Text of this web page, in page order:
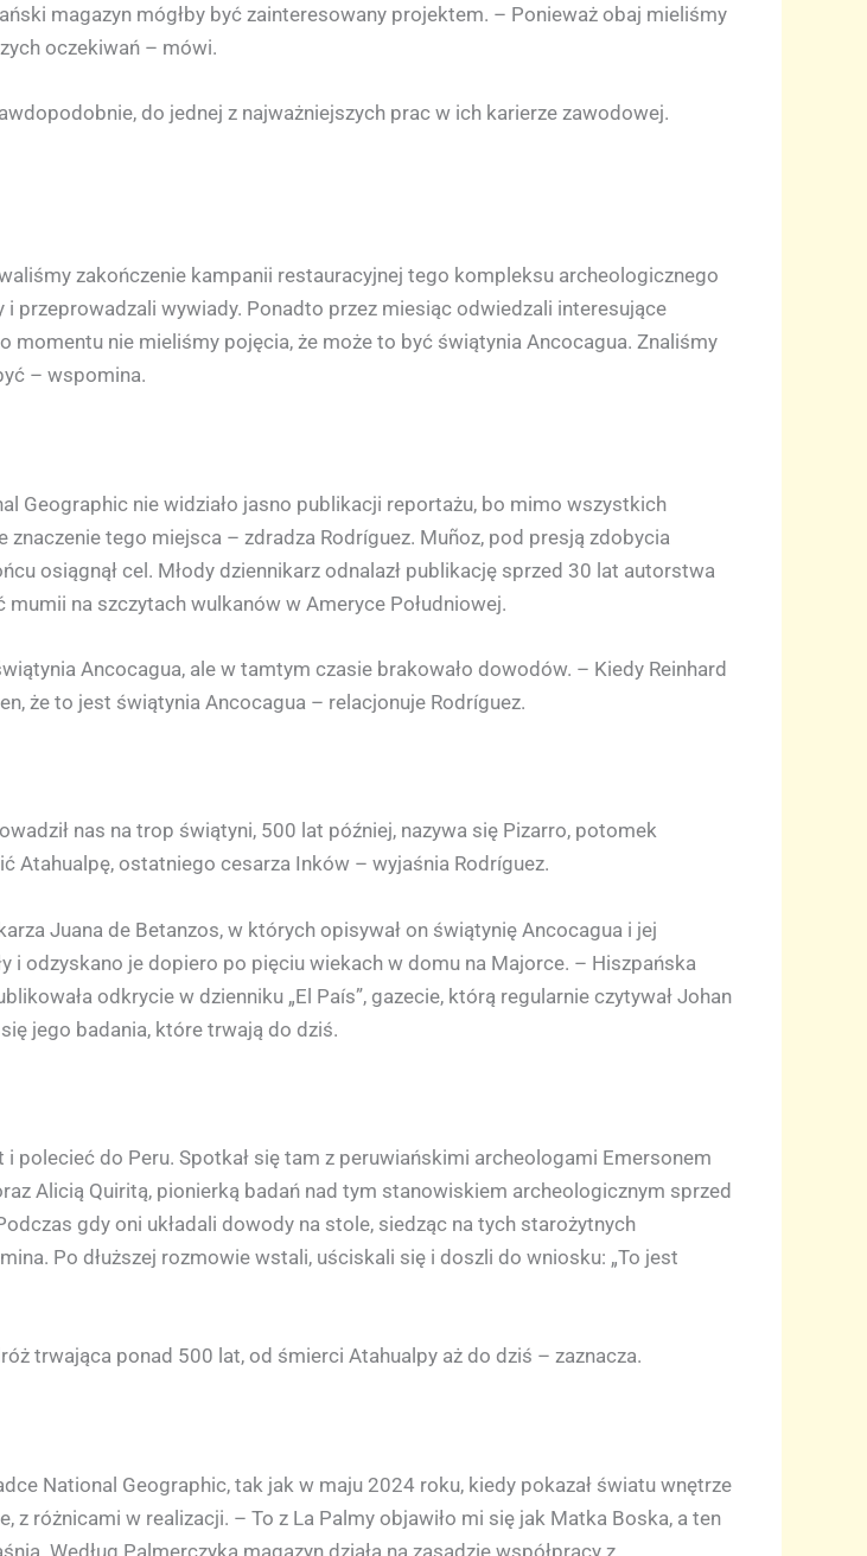
magazyn mógłby być zainteresowany projektem. – Ponieważ obaj mieliśmy
oczekiwań – mówi.
do jednej z najważniejszych prac w ich karierze zawodowej.
zakończenie kampanii restauracyjnej tego kompleksu archeologicznego
przeprowadzali wywiady. Ponadto przez miesiąc odwiedzali interesujące
momentu nie mieliśmy pojęcia, że może to być świątynia Ancocagua. Znaliśmy
– wspomina.
Geographic nie widziało jasno publikacji reportażu, bo mimo wszystkich
tego miejsca – zdradza Rodríguez. Muñoz, pod presją zdobycia
osiągnął cel. Młody dziennikarz odnalazł publikację sprzed 30 lat autorstwa
na szczytach wulkanów w Ameryce Południowej.
Ancocagua, ale w tamtym czasie brakowało dowodów. – Kiedy Reinhard
że to jest świątynia Ancocagua – relacjonuje Rodríguez.
nas na trop świątyni, 500 lat później, nazywa się Pizarro, potomek
Atahualpę, ostatniego cesarza Inków – wyjaśnia Rodríguez.
Juana de Betanzos, w których opisywał on świątynię Ancocagua i jej
i odzyskano je dopiero po pięciu wiekach w domu na Majorce. – Hiszpańska
odkrycie w dzienniku „El País”, gazecie, którą regularnie czytywał Johan
jego badania, które trwają do dziś.
do Peru. Spotkał się tam z peruwiańskimi archeologami Emersonem
Alicią Quiritą, pionierką badań nad tym stanowiskiem archeologicznym sprzed
gdy oni układali dowody na stole, siedząc na tych starożytnych
Po dłuższej rozmowie wstali, uściskali się i doszli do wniosku: „To jest
trwająca ponad 500 lat, od śmierci Atahualpy aż do dziś – zaznacza.
National Geographic, tak jak w maju 2024 roku, kiedy pokazał światu wnętrze
z różnicami w realizacji. – To z La Palmy objawiło mi się jak Matka Boska, a ten